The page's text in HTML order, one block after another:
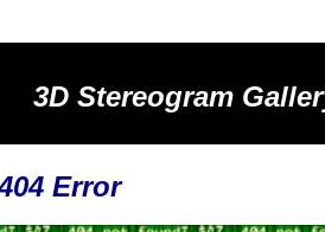
3D Stereogram
Error